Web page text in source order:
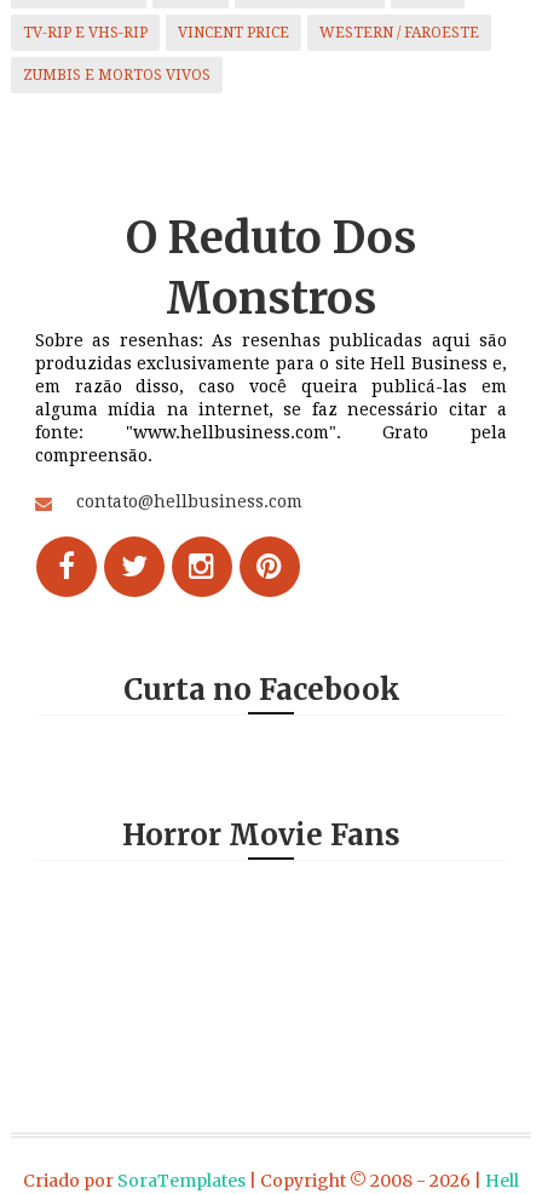
TV-RIP E VHS-RIP VINCENT PRICE WESTERN / FAROESTE
ZUMBIS E MORTOS VIVOS
O Reduto Dos
Monstros
Sobre as resenhas: As resenhas publicadas aqui são
produzidas exclusivamente para o site Hell Business e,
em razão disso, caso você queira publicá-las em
alguma mídia na internet, se faz necessário citar a
fonte: "www.hellbusiness.com". Grato pela
compreensão.
contato@hellbusiness.com
Curta no Facebook
Horror Movie Fans
Criado por SoraTemplates| Copyright © 2008 - 2026 | Hell